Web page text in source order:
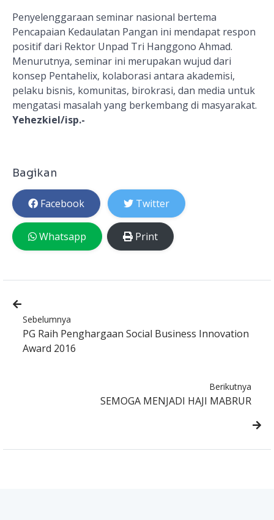
Penyelenggaraan seminar nasional bertema
Pencapaian Kedaulatan Pangan ini mendapat respon
positif dari Rektor Unpad Tri Hanggono Ahmad.
Menurutnya, seminar ini merupakan wujud dari
konsep Pentahelix, kolaborasi antara akademisi,
pelaku bisnis, komunitas, birokrasi, dan media untuk
mengatasi masalah yang berkembang di masyarakat.
Yehezkiel/isp.-
Bagikan
Facebook Twitter
Whatsapp Print
Sebelumnya
PG Raih Penghargaan Social Business Innovation
Award 2016
Berikutnya
SEMOGA MENJADI HAJI MABRUR